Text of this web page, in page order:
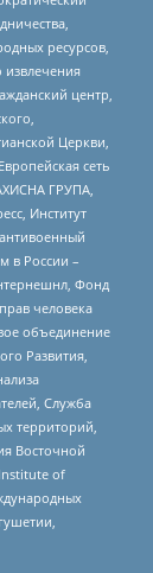
ресурсов,
извлечения
центр,
Церкви,
сеть
ГРУПА,
Институт
в России –
Фонд
человека
объединение
Развития,
Служба
территорий,
Восточной
of